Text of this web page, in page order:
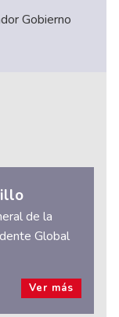
Gobierno
de la
Global
Ver más